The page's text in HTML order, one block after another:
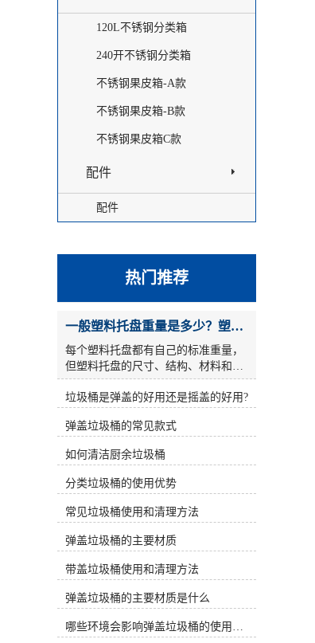
120L不锈钢分类箱
240开不锈钢分类箱
不锈钢果皮箱-A款
不锈钢果皮箱-B款
不锈钢果皮箱C款
配件
配件
热门推荐
一般塑料托盘重量是多少？塑料托盘自重是否影响质量？
每个塑料托盘都有自己的标准重量，
但塑料托盘的尺寸、结构、材料和湿
度可能不同，不同塑料托盘制造商生
产的同一托盘的重量也不同。那么，
托盘的重量是否会影响塑料托盘的质
量？ 塑料托盘的标准重量 塑料托盘
分为轻型、标准型和重型三种类型。
这三种类型的划分是根据塑料托盘的
载荷重量来确定的。同时，载荷重量
越重，托盘本身的重量就越重。一般
来说，轻塑料托盘的重量为6-10kg，
形状主要为九角形。中型塑料托盘的
四川和田野。重塑料托盘超过20kg，
一般为双面。 值得一提的是，制造商
在生产塑料托盘时存在一定的重量误
差。塑料托盘的误差是正常的，但这
种误差也有一定的标准，差异不是正
垃圾桶是弹盖的好用还是摇盖的好用?
弹盖垃圾桶的常见款式
如何清洁厨余垃圾桶
分类垃圾桶的使用优势
常见垃圾桶使用和清理方法
弹盖垃圾桶的主要材质
带盖垃圾桶使用和清理方法
弹盖垃圾桶的主要材质是什么
哪些环境会影响弹盖垃圾桶的使用寿命